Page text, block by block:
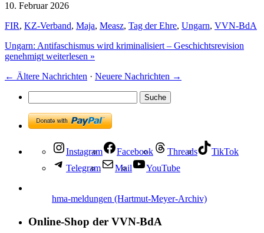
10. Februar 2026
FIR, KZ-Verband, Maja, Measz, Tag der Ehre, Ungarn, VVN-BdA
Ungarn: Antifaschismus wird kriminalisiert – Geschichtsrevision
genehmigt weiterlesen »
← Ältere Nachrichten · Neuere Nachrichten →
Instagram Facebook Threads
TikTok
Telegram
Mail YouTube
hma-meldungen (Hartmut-Meyer-Archiv)
Online-Shop der VVN-BdA